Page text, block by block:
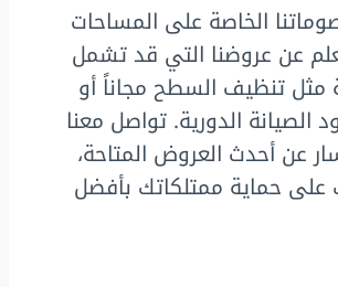
الخاصة على المساحات
عن عروضنا التي قد تشمل
مثل تنظيف السطح مجاناً أو
الدورية. تواصل معنا
عن أحدث العروض المتاحة،
على حماية ممتلكاتك بأفضل